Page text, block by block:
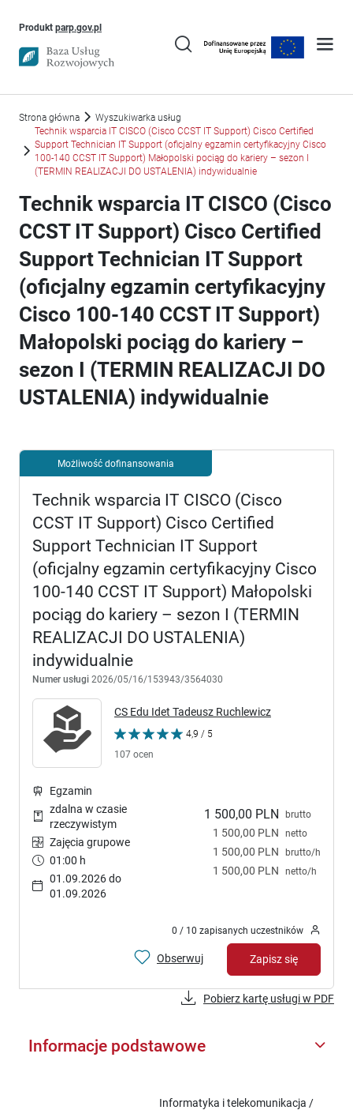
Produkt parp.gov.plUwaga, link otworzy się w nowym oknie
Strona główna
Wyszukiwarka usług
Technik wsparcia IT CISCO (Cisco CCST IT Support) Cisco Certified
Support Technician IT Support (oficjalny egzamin certyfikacyjny Cisco
100-140 CCST IT Support) Małopolski pociąg do kariery – sezon I
(TERMIN REALIZACJI DO USTALENIA) indywidualnie
Technik wsparcia IT CISCO (Cisco
CCST IT Support) Cisco Certified
Support Technician IT Support
(oficjalny egzamin certyfikacyjny
Cisco 100-140 CCST IT Support)
Małopolski pociąg do kariery –
sezon I (TERMIN REALIZACJI DO
USTALENIA) indywidualnie
Możliwość dofinansowania
Technik wsparcia IT CISCO (Cisco
CCST IT Support) Cisco Certified
Support Technician IT Support
(oficjalny egzamin certyfikacyjny Cisco
100-140 CCST IT Support) Małopolski
pociąg do kariery – sezon I (TERMIN
REALIZACJI DO USTALENIA)
indywidualnie
Numer usługi 2026/05/16/153943/3564030
CS Edu Idet Tadeusz Ruchlewicz
4,9 / 5
107 ocen
1 500,00 PLN brutto
1 500,00 PLN netto
1 500,00 PLN brutto/h
1 500,00 PLN netto/h
Egzamin
zdalna w czasie
rzeczywistym
Zajęcia grupowe
01:00 h
01.09.2026 do
01.09.2026
0 / 10 zapisanych uczestników
Obserwuj Zapisz się
Pobierz kartę usługi w PDF
Informacje podstawowe
Informatyka i telekomunikacja /